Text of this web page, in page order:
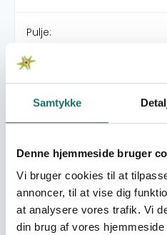
Samtykke
Denne hjemmeside bruger
Vi bruger cookies til at
annoncer, til at vise dig
at analysere vores trafik. Vi
din brug af vores
Pulje:
Indsatsområde:
World goals: